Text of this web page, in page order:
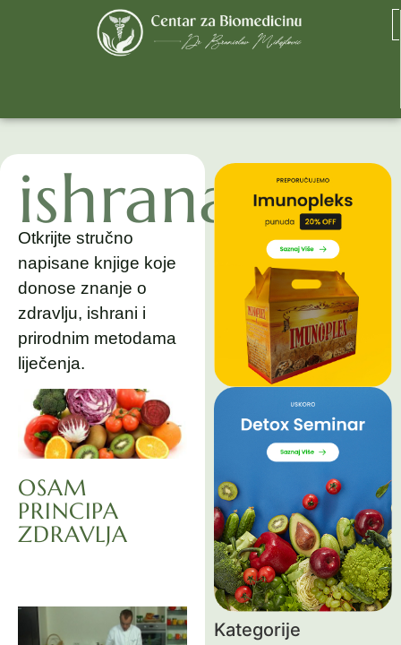
ishrana
Otkrijte stručno
napisane knjige koje
donose znanje o
zdravlju, ishrani i
prirodnim metodama
liječenja.
OSAM
PRINCIPA
ZDRAVLJA
Kategorije